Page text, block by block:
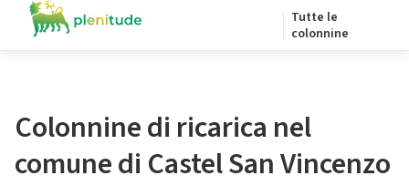
Tutte le
colonnine
Colonnine di ricarica nel
comune di Castel San Vincenzo